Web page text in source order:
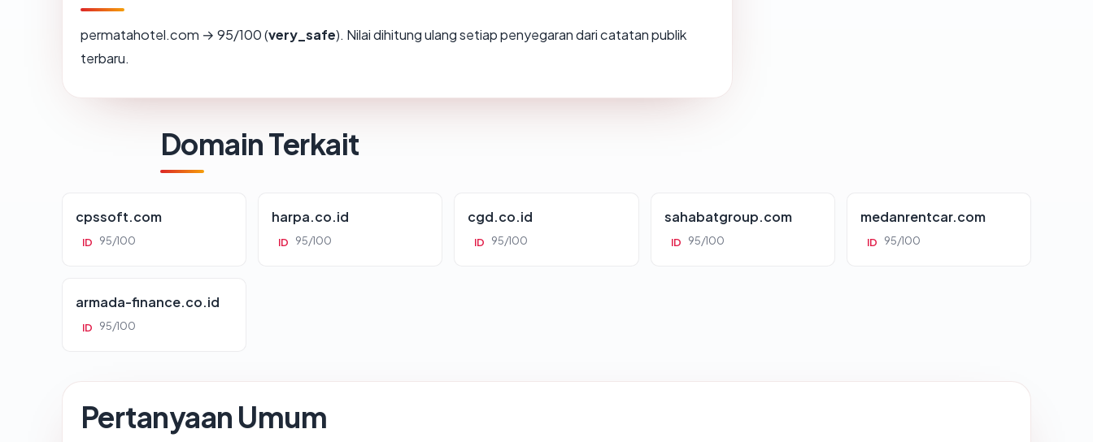
permatahotel.com → 95/100 (very_safe). Nilai dihitung ulang setiap penyegaran dari catatan publik
terbaru.
Domain Terkait
cpssoft.com
ID 95/100
harpa.co.id
ID 95/100
cgd.co.id
ID 95/100
sahabatgroup.com
ID 95/100
medanrentcar.com
ID 95/100
armada-finance.co.id
ID 95/100
Pertanyaan Umum